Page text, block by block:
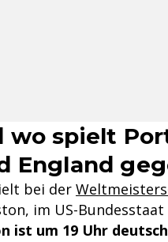
wo spielt
England
bei der
im US-
ist um 19 Uhr